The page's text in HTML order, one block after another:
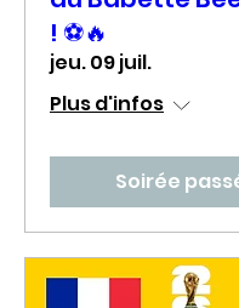
! ⚽🔥
jeu. 09 juil.
Plus d'infos
Soirée